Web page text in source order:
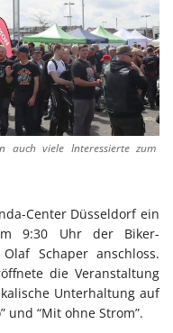
auch viele Interessierte zum
Center Düsseldorf ein
9:30 Uhr der Biker-
Schaper anschloss.
die Veranstaltung
Unterhaltung auf
und “Mit ohne Strom”.